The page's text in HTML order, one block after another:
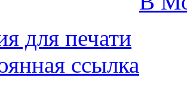
для печати
ссылка